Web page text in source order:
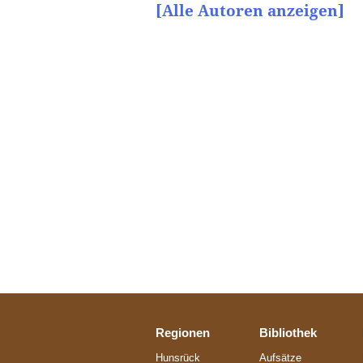
[Alle Autoren anzeigen]
Regionen
Hunsrück
Bibliothek
Aufsätze